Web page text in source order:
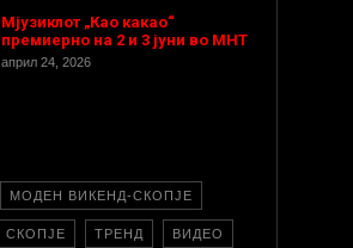
Мјузиклот „Као какао“
премиерно на 2 и 3 јуни во МНТ
април 24, 2026
МОДЕН ВИКЕНД-СКОПЈЕ
СКОПЈЕ ТРЕНД ВИДЕО